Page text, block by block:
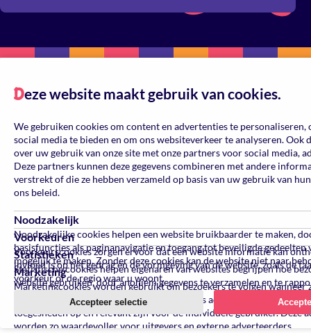
Deze website maakt gebruik van cookies.
We gebruiken cookies om content en advertenties te
social media te bieden en om ons websiteverkeer te analyseren. Ook
over uw gebruik van onze site met onze partners voor social media,
Deze partners kunnen deze gegevens combineren met andere
verstrekt of die ze hebben verzameld op basis van uw gebruik van
ons beleid.
Noodzakelijk
Noodzakelijke cookies helpen een website bruikbaarder te maken,
basisfuncties als paginanavigatie en toegang tot beveiligde gedeelten
mogelijk te maken. Zonder deze cookies kan de website niet naar
Voorkeuren
Voorkeurscookies zorgen ervoor dat een website informatie kan
invloed is op het gedrag en de vormgeving van de website, zoals de
voorkeur of de regio waar u woont.
Statistieken
Statistische cookies helpen eigenaren van websites begrijpen hoe
website gebruiken, door anoniem gegevens te verzamelen en te
Marketing
Marketingcookies worden gebruikt om bezoekers te volgen wanneer
verschillende websites bezoeken. Hun doel is advertenties
toegesneden op en relevant zijn voor de individuele gebruiker. Deze
worden zo waardevoller voor uitgevers en externe adverteerders.
Accepteer selectie